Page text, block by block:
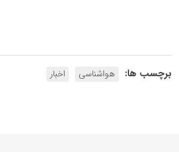
برچسب ها: هواشناسی اخبار